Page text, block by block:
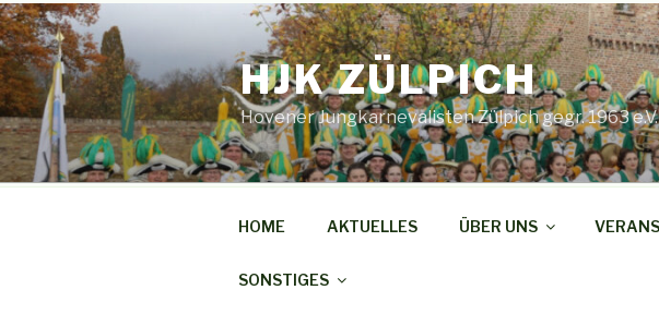
Zum
Inhalt
springen
HJK ZÜLPICH
Hovener Jungkarnevalisten Zülpich gegr. 1963 e.V.
HOME AKTUELLES ÜBER UNS
SONSTIGES